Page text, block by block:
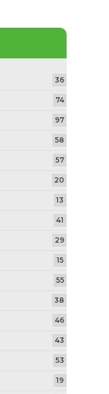
36
74
97
58
57
20
13
41
29
15
55
38
46
43
53
19